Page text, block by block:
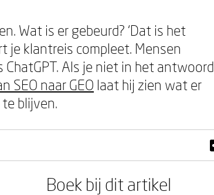
Wat is er gebeurd? ‘Dat is het
je klantreis compleet. Mensen
Als je niet in het antwoord
SEO naar GEO laat hij zien wat er
blijven.
Boek bij dit artikel